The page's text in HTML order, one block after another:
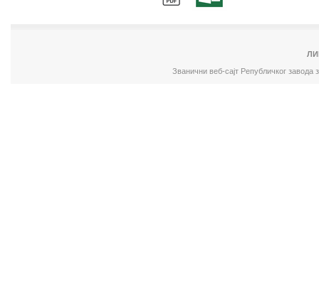
Званични веб-сајт Републичког